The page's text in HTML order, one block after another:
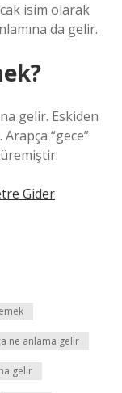
isim olarak
da gelir.
gelir. Eskiden
“gece”
Gider
ne anlama gelir
gelir